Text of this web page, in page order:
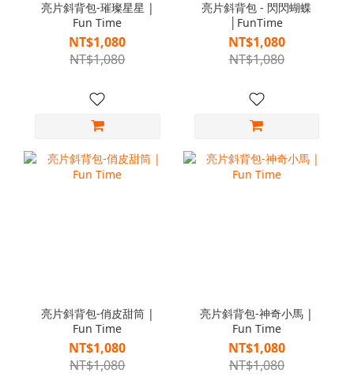
亮片斜背包-璀璨星星 |
Fun Time
NT$1,080
NT$1,080
亮片斜背包 - 閃閃蝴蝶
│FunTime
NT$1,080
NT$1,080
亮片斜背包-俏皮甜筒 |
Fun Time
NT$1,080
NT$1,080
亮片斜背包-神奇小馬 |
Fun Time
NT$1,080
NT$1,080